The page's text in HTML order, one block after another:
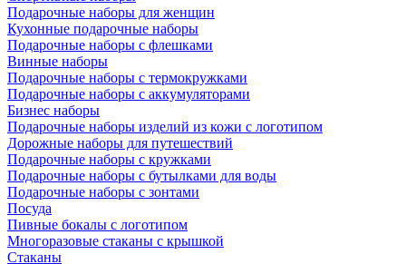
Подарочные наборы для женщин
Кухонные подарочные наборы
Подарочные наборы с флешками
Винные наборы
Подарочные наборы с термокружками
Подарочные наборы с аккумуляторами
Бизнес наборы
Подарочные наборы изделий из кожи с логотипом
Дорожные наборы для путешествий
Подарочные наборы с кружками
Подарочные наборы с бутылками для воды
Подарочные наборы с зонтами
Посуда
Пивные бокалы с логотипом
Многоразовые стаканы с крышкой
Стаканы